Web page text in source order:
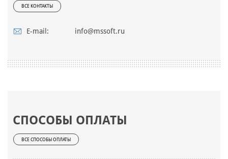
ВСЕ КОНТАКТЫ
E-mail: info@mssoft.ru
СПОСОБЫ ОПЛАТЫ
ВСЕ СПОСОБЫ ОПЛАТЫ